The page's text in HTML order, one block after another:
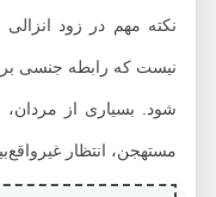
نکته مهم در زود انزالی
نیست که رابطه جنسی برای
شود. بسیاری از مردان،
مستهجن، انتظار